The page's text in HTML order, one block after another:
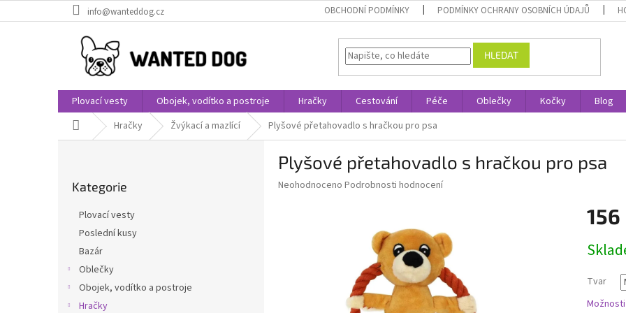
na
info@wanteddog.cz OBCHODNÍ PODMÍNKY PODMÍNKY OCHRANY OSOBNÍCH ÚDAJŮ
HLEDAT
Plovací vesty Obojek, vodítko a postroje Hračky Cestování Péče Oblečky Kočky Blog
Domů Hračky Žvýkací a mazlící Plyšové přetahovadlo s hračkou pro psa
kategorie
Kategorie
Plovací vesty
Poslední kusy
Bazár
Oblečky
Obojek, vodítko a postroje
Hračky
Plyšové přetahovadlo s hračkou pro psa
Průměrné
Neohodnoceno Podrobnosti hodnocení
156
cena:
Tvar